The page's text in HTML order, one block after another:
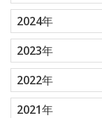
2024年
2023年
2022年
2021年